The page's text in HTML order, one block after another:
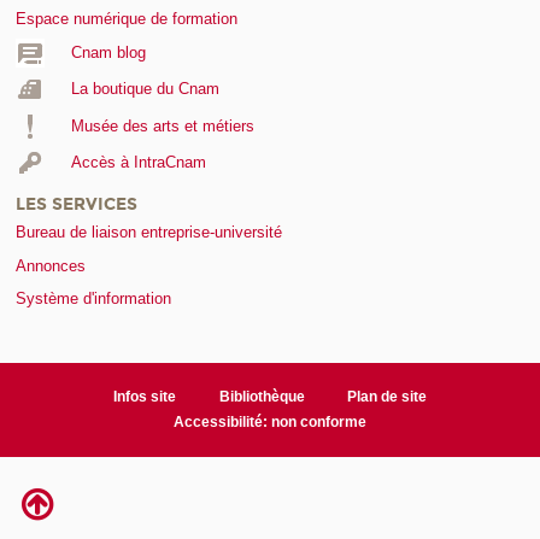
Espace numérique de formation
Cnam blog
La boutique du Cnam
Musée des arts et métiers
Accès à IntraCnam
LES SERVICES
Bureau de liaison entreprise-université
Annonces
Système d'information
Infos site Bibliothèque
Plan de site
Accessibilité: non conforme